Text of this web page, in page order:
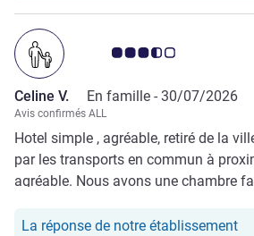
Note Avis clients 3.5/5
Celine V. En famille - 30/07/2026
Avis confirmés ALL
Hotel simple , agréable, retiré de la
par les transports en commun à
agréable. Nous avons une chambre
La réponse de notre établissement